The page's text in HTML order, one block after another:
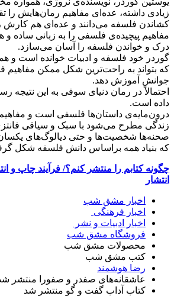
زیادی داشته، عده‌ای مفاهیم رمان‌هایش را
کشاندن فلسفه می‌دانند و عده‌ای هم کارش
مفاهیم پیچیده‌ی فلسفی را به زبانی ساده و
درک و خواندن فلسفه را آسان می‌سازد.
گوردر خود فلسفه و ادبیات خوانده است و
که بتواند به راحت‌ترین شکل ممکن مفاهیم
جوانش آموزش دهد.
احتمالاً در رمان دنیای سوفی به این نتیجه
داده است.
درون‌مایه‌‌ی داستان‌ها فلسفی است و مفاهیم
زندگی مطرح می‌شود با سبک و سیاقی
صحنه‌ها شخصیت‌ها و حتی دیالوگ‌های یکسان
که بنیاد همه براساس دانش فلسفه شکل
چگونه کتابم را منتشر کنم؟/ فرآیند چاپ و
انتشار
اخبار مشق شب
اخبار فرهنگی
اخبار ادبیات و نشر
فروشگاه مشق شب
محصولات مشق شب
کتب مشق شب
رضا هوشمند
عاشقانه‌های صفدر و صفورا منتشر
کتاب آداب گفت و گو منتشر شد